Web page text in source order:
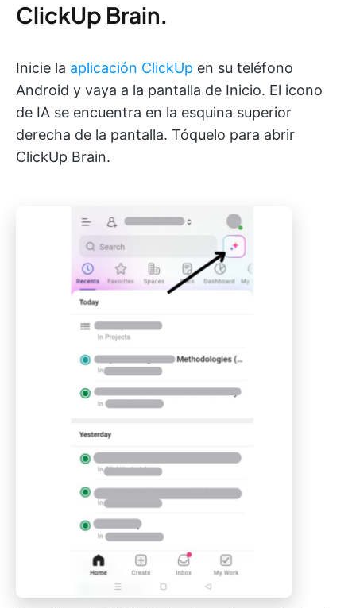
ClickUp Brain.
Inicie la aplicación ClickUp en su teléfono
Android y vaya a la pantalla de Inicio. El icono
de IA se encuentra en la esquina superior
derecha de la pantalla. Tóquelo para abrir
ClickUp Brain.